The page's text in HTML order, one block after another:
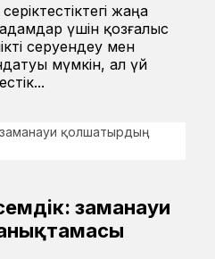
жаңа
үшін қозғалыс
серуендеу мен
мүмкін, ал үй
заманауи